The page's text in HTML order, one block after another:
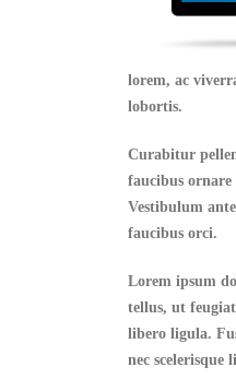
lorem, ac
lobortis.
Curabitur
faucibus
Vestibulum
faucibus orci.
Lorem ipsum
tellus, ut
libero ligula.
nec scelerisque